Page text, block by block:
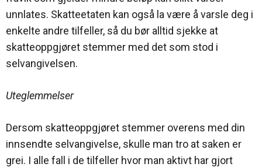
unnlates. Skatteetaten kan også la være å varsle deg i
enkelte andre tilfeller, så du bør alltid sjekke at
skatteoppgjøret stemmer med det som stod i
selvangivelsen.
Uteglemmelser
Dersom skatteoppgjøret stemmer overens med din
innsendte selvangivelse, skulle man tro at saken er
grei. I alle fall i de tilfeller hvor man aktivt har gjort